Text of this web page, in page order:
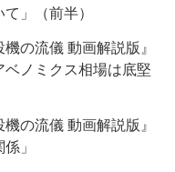
」（前半）
の流儀 動画解説版』
ベノミクス相場は底堅
の流儀 動画解説版』
」